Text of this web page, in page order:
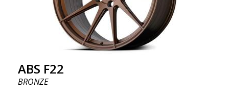
ABS F22
BRONZE